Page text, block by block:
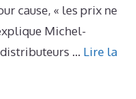
cause, « les prix ne
Michel-
… Lire la